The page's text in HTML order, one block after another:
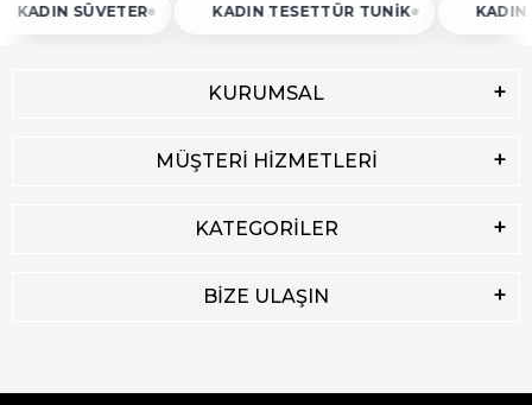
SÜVETER KADIN TESETTÜR TUNIK KADIN ATLET
KURUMSAL
MÜŞTERİ HİZMETLERİ
KATEGORİLER
BİZE ULAŞIN